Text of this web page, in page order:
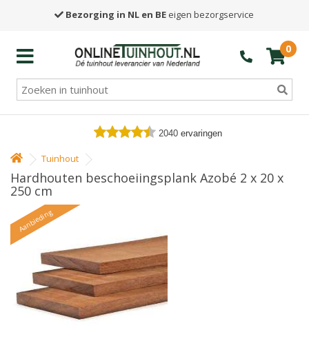
Bezorging in NL en BE eigen bezorgservice
0
2040 ervaringen
Tuinhout
Hardhouten beschoeiingsplank Azobé 2 x 20 x
250 cm
Aanbieding